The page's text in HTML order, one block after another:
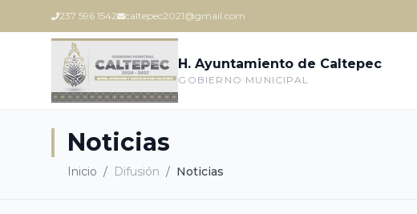
237 596 1542 caltepec2021@gmail.com
H. Ayuntamiento de Caltepec
GOBIERNO MUNICIPAL
Noticias
Inicio / Difusión / Noticias